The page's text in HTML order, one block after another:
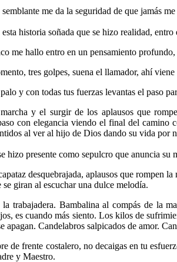
me da la seguridad de que jamás me
historia soñada que se hizo realidad,
me hallo entro en un pensamiento
tres golpes, suena el llamador, ahí
y con todas tus fuerzas levantas el paso
y el surgir de los aplausos que
con elegancia viendo el final del
al ver al hijo de Dios dando su vida por
hizo presente como sepulcro que anuncia su
desquebrajada, aplausos que rompen
se giran al escuchar una dulce melodía.
trabajadera. Bambalina al compás de la
es cuando más siento. Los kilos de
apagan. Candelabros salpicados de amor.
de frente costalero, no decaigas en tu
y Maestro.